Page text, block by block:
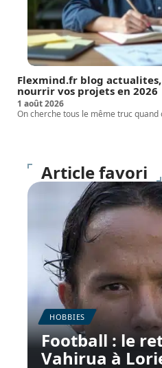
Flexmind.fr blog
nourrir vos projets en 2026
1 août 2026
On cherche tous le même truc quand
Article favori
HOBBIES
Football : le
Vahirua à